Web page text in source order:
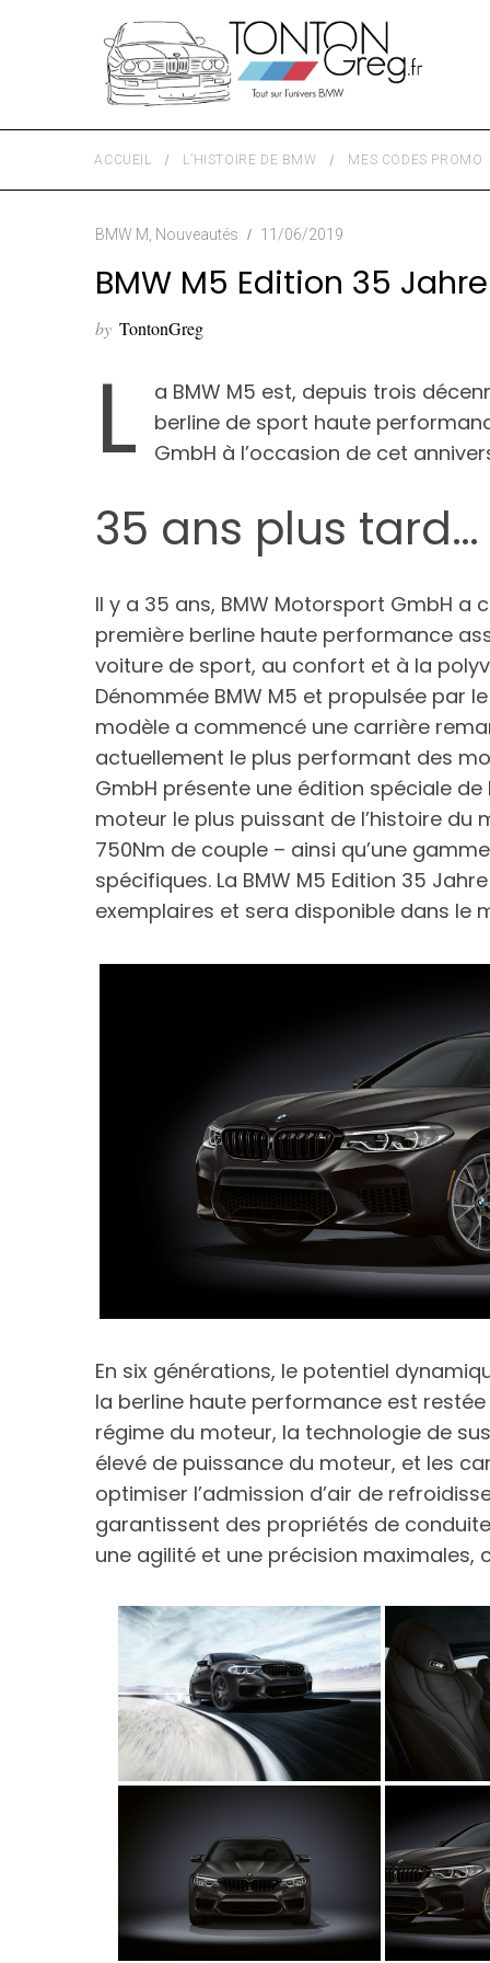
ACCUEIL L’HISTOIRE DE BMW MES CODES PROMO
BMW M Nouveautés 11/06/2019
BMW M5 Edition 35 Jahre
by TontonGreg
L
a BMW M5 est, depuis trois
berline de sport haute
GmbH à l’occasion de cet
35 ans plus tard…
Il y a 35 ans, BMW Motorsport GmbH
première berline haute performance
voiture de sport, au confort et à la
Dénommée BMW M5 et propulsée par
modèle a commencé une carrière
actuellement le plus performant des
GmbH présente une édition spéciale
moteur le plus puissant de l’histoire du
750Nm de couple – ainsi qu’une
spécifiques. La BMW M5 Edition 35
exemplaires et sera disponible dans le
En six générations, le potentiel
la berline haute performance est
régime du moteur, la technologie de
élevé de puissance du moteur, et les
optimiser l’admission d’air de
garantissent des propriétés de
une agilité et une précision maximales,